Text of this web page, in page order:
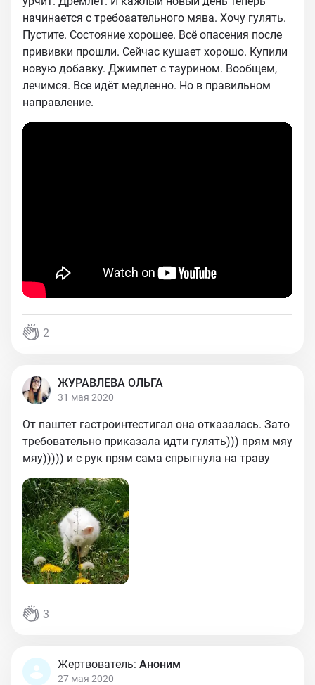
начинается с требоаательного мява. Хочу гулять.
Пустите. Состояние хорошее. Всё опасения после
прививки прошли. Сейчас кушает хорошо. Купили
новую добавку. Джимпет с таурином. Вообщем,
лечимся. Все идёт медленно. Но в правильном
направление.
2
ЖУРАВЛЕВА ОЛЬГА
31 мая 2020
От паштет гастроинтестигал она отказалась. Зато
требовательно приказала идти гулять))) прям мяу
мяу))))) и с рук прям сама спрыгнула на траву
3
Жертвователь: Аноним
27 мая 2020